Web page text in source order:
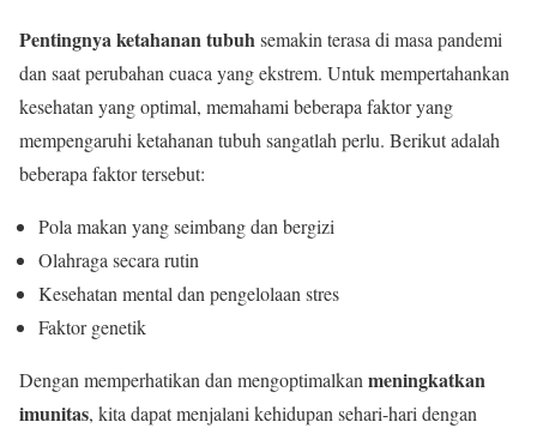
Pentingnya ketahanan tubuhsemakin terasa di masa pandemi
dan saat perubahan cuaca yang ekstrem. Untuk mempertahankan
kesehatan yang optimal, memahami beberapa faktor yang
mempengaruhi ketahanan tubuh sangatlah perlu. Berikut adalah
beberapa faktor tersebut:
Pola makan yang seimbang dan bergizi
Olahraga secara rutin
Kesehatan mental dan pengelolaan stres
Faktor genetik
Dengan memperhatikan dan mengoptimalkan meningkatkan
imunitas, kita dapat menjalani kehidupan sehari-hari dengan